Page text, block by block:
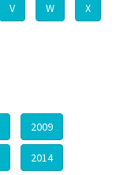
V W X
2009
2014